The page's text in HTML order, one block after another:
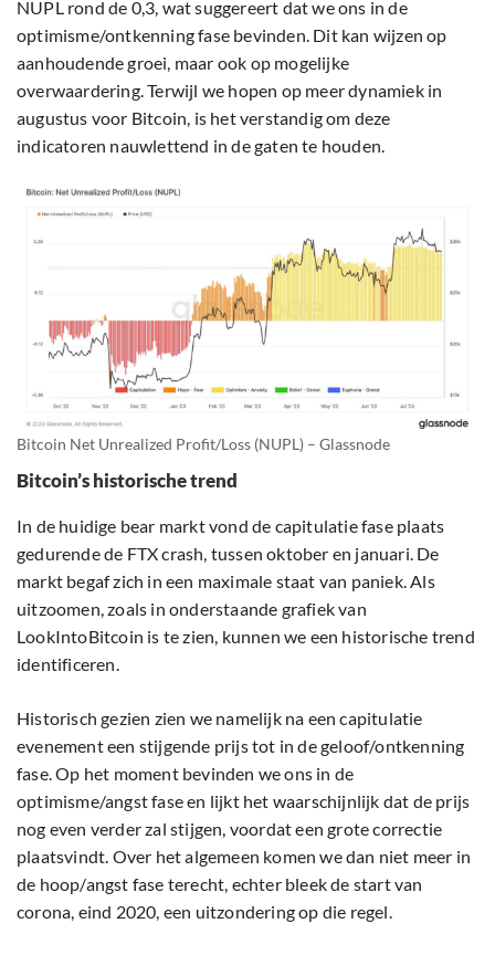
NUPL rond de 0,3, wat suggereert dat we ons in de
optimisme/ontkenning fase bevinden. Dit kan wijzen op
aanhoudende groei, maar ook op mogelijke
overwaardering. Terwijl we hopen op meer dynamiek in
augustus voor Bitcoin, is het verstandig om deze
indicatoren nauwlettend in de gaten te houden.
Bitcoin Net Unrealized Profit/Loss (NUPL) – Glassnode
Bitcoin’s historische trend
In de huidige bear markt vond de capitulatie fase plaats
gedurende de FTX crash, tussen oktober en januari. De
markt begaf zich in een maximale staat van paniek. Als
uitzoomen, zoals in onderstaande grafiek van
LookIntoBitcoin is te zien, kunnen we een historische trend
identificeren.
Historisch gezien zien we namelijk na een capitulatie
evenement een stijgende prijs tot in de geloof/ontkenning
fase. Op het moment bevinden we ons in de
optimisme/angst fase en lijkt het waarschijnlijk dat de prijs
nog even verder zal stijgen, voordat een grote correctie
plaatsvindt. Over het algemeen komen we dan niet meer in
de hoop/angst fase terecht, echter bleek de start van
corona, eind 2020, een uitzondering op die regel.